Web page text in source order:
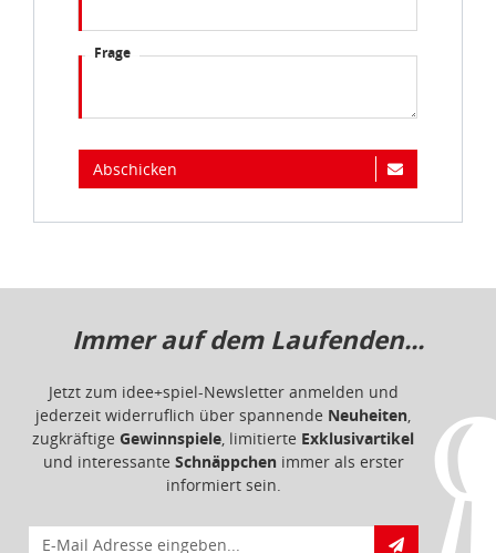
Frage
Abschicken
Immer auf dem Laufenden...
Jetzt zum idee+spiel-Newsletter anmelden und
jederzeit widerruflich über spannende Neuheiten,
zugkräftige Gewinnspiele, limitierte Exklusivartikel
und interessante Schnäppchenimmer als erster
informiert sein.
E-Mail für Newsletteranmeldung